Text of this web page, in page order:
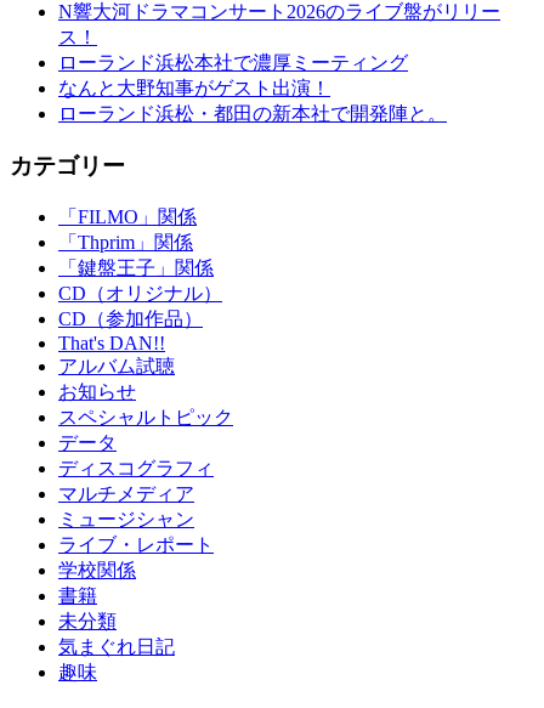
N響大河ドラマコンサート2026のライブ盤がリリー
ス！
ローランド浜松本社で濃厚ミーティング
なんと大野知事がゲスト出演！
ローランド浜松・都田の新本社で開発陣と。
カテゴリー
「FILMO」関係
「Thprim」関係
「鍵盤王子」関係
CD（オリジナル）
CD（参加作品）
That's DAN!!
アルバム試聴
お知らせ
スペシャルトピック
データ
ディスコグラフィ
マルチメディア
ミュージシャン
ライブ・レポート
学校関係
書籍
未分類
気まぐれ日記
趣味